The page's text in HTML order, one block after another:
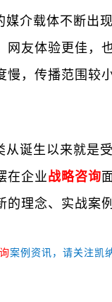
媒介载体不断出
网友体验更佳，
慢，传播范围较
从诞生以来就是
在企业战略咨询
的理念、实战案
案例资讯，请关注凯